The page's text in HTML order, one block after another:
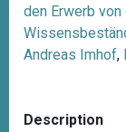
den Erwerb
Andreas Imhof,
Description